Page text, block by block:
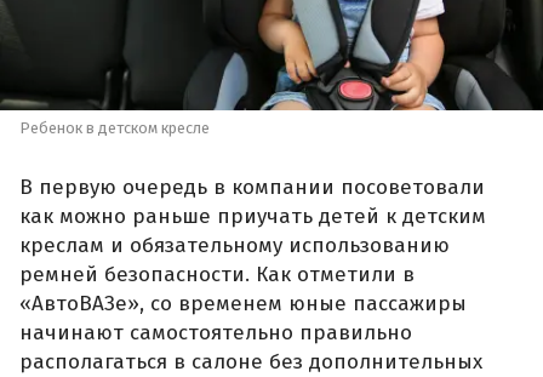
Ребенок в детском кресле
В первую очередь в компании посоветовали
как можно раньше приучать детей к детским
креслам и обязательному использованию
ремней безопасности. Как отметили в
«АвтоВАЗе», со временем юные пассажиры
начинают самостоятельно правильно
располагаться в салоне без дополнительных